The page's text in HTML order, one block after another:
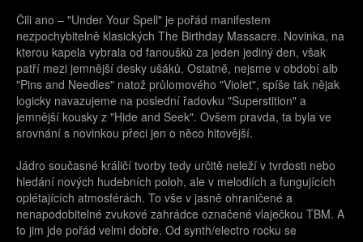
Čili ano – "Under Your Spell" je pořád manifestem
nezpochybitelně klasických The Birthday Massacre. Novinka, na
kterou kapela vybrala od fanoušků za jeden jediný den, však
patří mezi jemnější desky ušáků. Ostatně, nejsme v období alb
"Pins and Needles" natož průlomového "Violet", spíše tak nějak
logicky navazujeme na poslední řadovku "Superstition" a
jemnější kousky z "Hide and Seek". Ovšem pravda, ta byla ve
srovnání s novinkou přeci jen o něco hitovější.
Jádro současné králičí tvorby tedy určitě neleží v tvrdosti nebo
hledání nových hudebních poloh, ale v melodiích a fungujících
oplétajících atmosférách. To vše v jasně ohraničené a
nenapodobitelné zvukové zahrádce označené vlaječkou TBM. A
to jim jde pořád velmi dobře. Od synth/electro rocku se